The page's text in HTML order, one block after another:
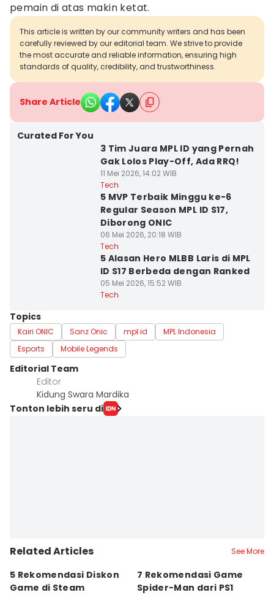
pemain di atas makin ketat.
This article is written by our community writers and has been
carefully reviewed by our editorial team. We strive to provide
the most accurate and reliable information, ensuring high
standards of quality, credibility, and trustworthiness.
Share Article
Curated For You
3 Tim Juara MPL ID yang Pernah
Gak Lolos Play-Off, Ada RRQ!
11 Mei 2026, 14:02 WIB
Tech
5 MVP Terbaik Minggu ke-6
Regular Season MPL ID S17,
Diborong ONIC
06 Mei 2026, 20:18 WIB
Tech
5 Alasan Hero MLBB Laris di MPL
ID S17 Berbeda dengan Ranked
05 Mei 2026, 15:52 WIB
Tech
Topics
Kairi ONIC Sanz Onic mpl id
MPL Indonesia
Esports
Mobile Legends
Editorial Team
Editor
Kidung Swara Mardika
Tonton lebih seru di
Related Articles See More
5 Rekomendasi Diskon
Game di Steam
7 Rekomendasi Game
Spider-Man dari PS1